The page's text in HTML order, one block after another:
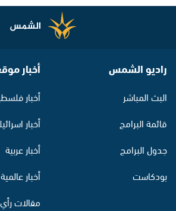
راديو الشمس
البث المباشر
قائمة البرامج
جدول البرامج
بودكاست
أخبار
أخبار
أخبار
أخبار عربية
أخبار عالمية
مقالات رأي